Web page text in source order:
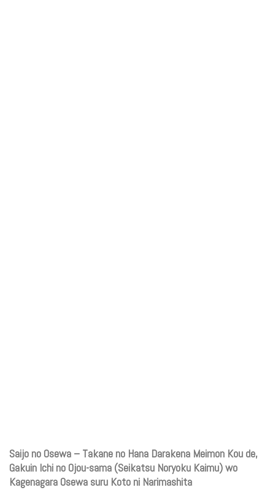
Saijo no Osewa – Takane no Hana Darakena Meimon Kou de,
Gakuin Ichi no Ojou-sama (Seikatsu Noryoku Kaimu) wo
Kagenagara Osewa suru Koto ni Narimashita